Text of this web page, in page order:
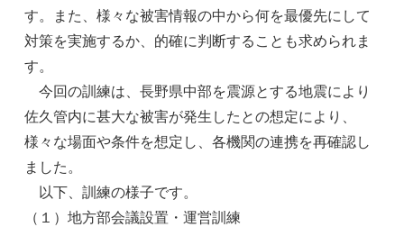
す。また、様々な被害情報の中から何を最優先にして
対策を実施するか、的確に判断することも求められま
す。
今回の訓練は、長野県中部を震源とする地震により
佐久管内に甚大な被害が発生したとの想定により、
様々な場面や条件を想定し、各機関の連携を再確認し
ました。
以下、訓練の様子です。
（１）地方部会議設置・運営訓練